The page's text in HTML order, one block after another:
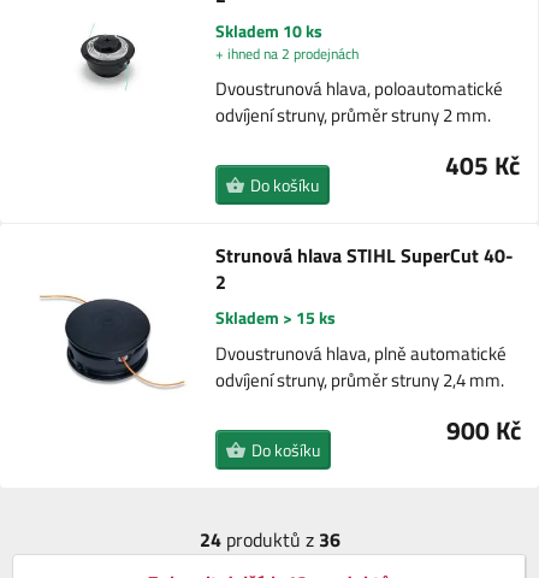
Skladem 10 ks
+ ihned na 2 prodejnách
Dvoustrunová hlava, poloautomatické
odvíjení struny, průměr struny 2 mm.
405 Kč
Do košíku
Strunová hlava STIHL SuperCut 40-
2
Skladem > 15 ks
Dvoustrunová hlava, plně automatické
odvíjení struny, průměr struny 2,4 mm.
900 Kč
Do košíku
24produktů z 36